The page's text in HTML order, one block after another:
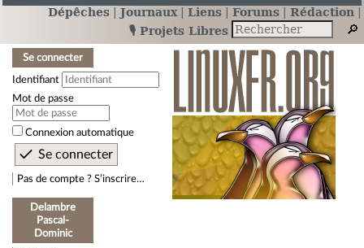
Dépêches Journaux Liens Forums
Rédaction
🎙️ Projets Libres
Se connecter
Identifiant
Mot de passe
Connexion automatique
Pas de compte ? S’inscrire…
Delambre
Pascal-
Dominic